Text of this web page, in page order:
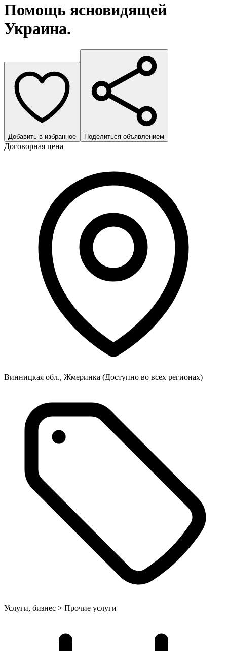
Помощь ясновидящей
Украина.
Добавить в избранное Поделиться объявлением
Договорная цена
Винницкая обл., Жмеринка (Доступно во всех регионах)
Услуги, бизнес > Прочие услуги